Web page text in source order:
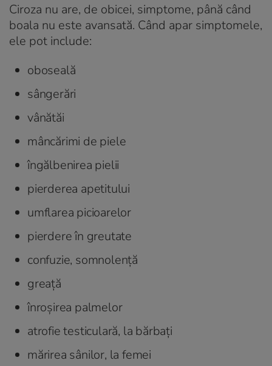
Ciroza nu are, de obicei, simptome, până când
boala nu este avansată. Când apar simptomele,
ele pot include:
oboseală
sângerări
vânătăi
mâncărimi de piele
îngălbenirea pielii
pierderea apetitului
umflarea picioarelor
pierdere în greutate
confuzie, somnolență
greață
înroșirea palmelor
atrofie testiculară, la bărbați
mărirea sânilor, la femei